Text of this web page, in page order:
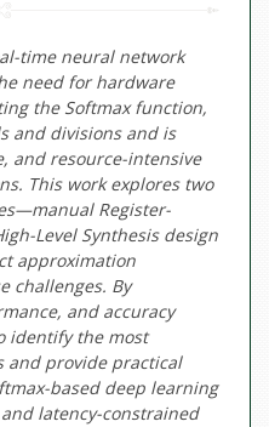
time neural network
need for hardware
the Softmax function,
and divisions and is
and resource-intensive
This work explores two
Register-
Level Synthesis design
approximation
challenges. By
and accuracy
identify the most
and provide practical
based deep learning
latency-constrained